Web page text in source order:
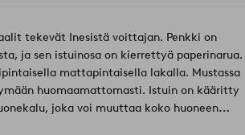
tekevät Inesistä voittajan. Penkki on
ja sen istuinosa on kierrettyä paperinarua.
mattapintaisella lakalla. Mustassa
huomaamattomasti. Istuin on kääritty
joka voi muuttaa koko huoneen
-sertifikaatti, mikä tarkoittaa, että se